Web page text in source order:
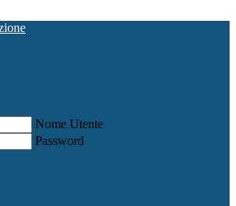
Nome Utente
Password